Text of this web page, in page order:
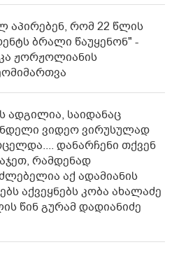
აპირებენ, რომ 22 წლის
ბრალი წაუყენონ" -
ჟორჟოლიანის
ადგილია, საიდანაც
ვიდეო ვირუსულად
დანარჩენი თქვენ
რამდენად
აქ ადამიანის
აქვეყნებს კობა ახალაძე
წინ გურამ დადიანიძე